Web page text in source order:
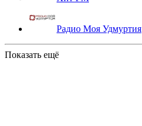
Радио Моя Удмуртия
Показать ещё